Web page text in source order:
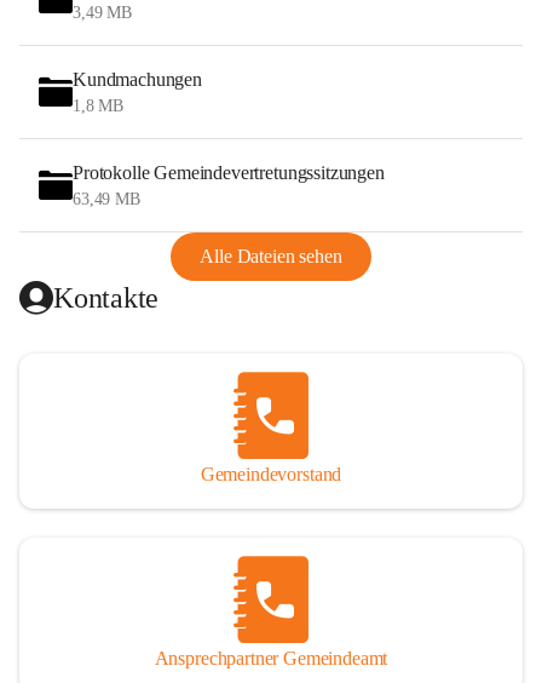
3,49 MB
Kundmachungen
1,8 MB
Protokolle Gemeindevertretungssitzungen
63,49 MB
Alle Dateien sehen
Kontakte
Gemeindevorstand
Ansprechpartner Gemeindeamt